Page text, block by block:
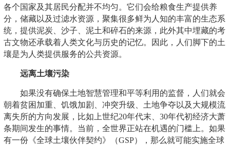
各个国家及其居民分配并不均匀。它们会给粮食生产提供养
分，储藏以及过滤水资源，聚集很多鲜为人知的丰富的生态系
统，提供泥炭、沙子、泥土和碎石的来源，此外其中埋藏的考
古文物还承载着人类文化与历史的记忆。因此，人们脚下的土
壤是为人类提供服务的公共资源。
远离土壤污染
如果没有确保土地智慧管理和平等利用的监督，人们就会
朝着贫困加重、饥饿加剧、冲突升级、土地争夺以及大规模流
离失所的方向发展，比如上世纪20年代末、30年代初经济大萧
条期间发生的事情。当前，全世界正站在机遇的门槛上。如果
有一份《全球土壤伙伴契约》（GSP），那么就可能实施全球